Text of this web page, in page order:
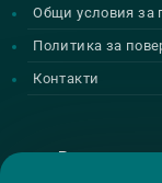
Общи условия за
Политика за
Контакти